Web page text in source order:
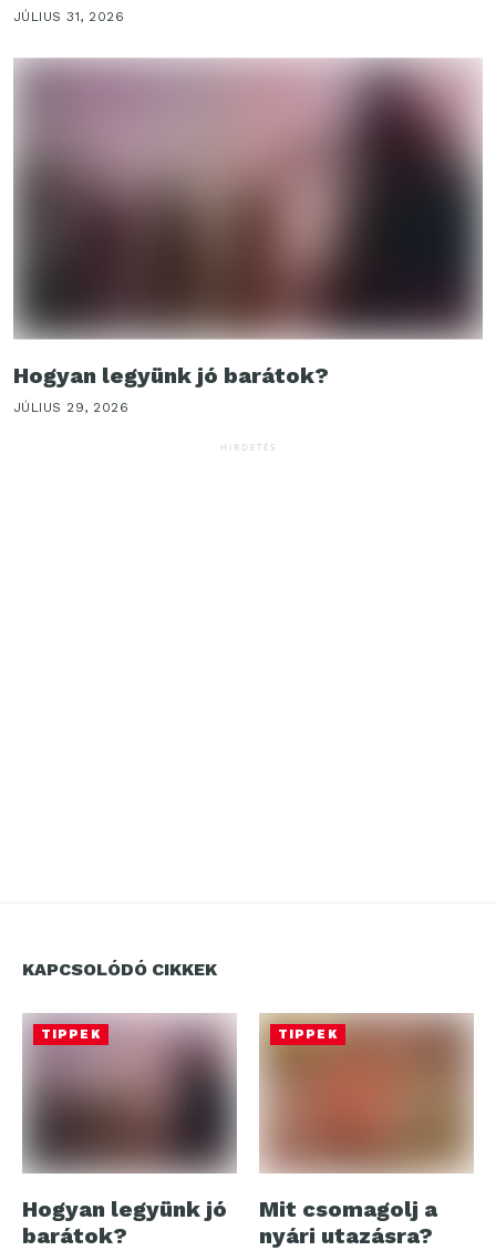
JÚLIUS 31, 2026
Hogyan legyünk jó barátok?
JÚLIUS 29, 2026
HIRDETÉS
KAPCSOLÓDÓ CIKKEK
TIPPEK
Hogyan legyünk jó
barátok?
TIPPEK
Mit csomagolj a
nyári utazásra?